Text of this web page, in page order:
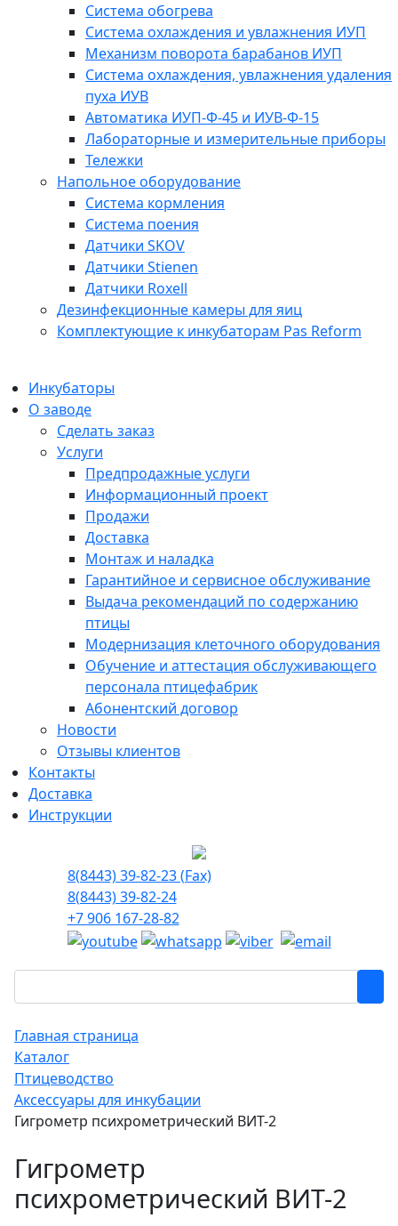
Система обогрева
Система охлаждения и увлажнения ИУП
Механизм поворота барабанов ИУП
Система охлаждения, увлажнения удаления
пуха ИУВ
Автоматика ИУП-Ф-45 и ИУВ-Ф-15
Лабораторные и измерительные приборы
Тележки
Напольное оборудование
Система кормления
Система поения
Датчики SKOV
Датчики Stienen
Датчики Roxell
Дезинфекционные камеры для яиц
Комплектующие к инкубаторам Pas Reform
Инкубаторы
О заводе
Сделать заказ
Услуги
Предпродажные услуги
Информационный проект
Продажи
Доставка
Монтаж и наладка
Гарантийное и сервисное обслуживание
Выдача рекомендаций по содержанию
птицы
Модернизация клеточного оборудования
Обучение и аттестация обслуживающего
персонала птицефабрик
Абонентский договор
Новости
Отзывы клиентов
Контакты
Доставка
Инструкции
8(8443) 39-82-23 (Fax)
8(8443) 39-82-24
+7 906 167-28-82
Главная страница
Каталог
Птицеводство
Аксессуары для инкубации
Гигрометр психрометрический ВИТ-2
Гигрометр
психрометрический ВИТ-2